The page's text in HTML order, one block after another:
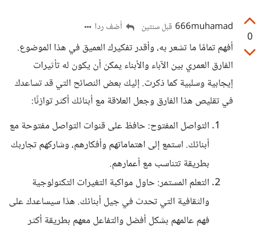
0
666muhamad قبل سنتين أضف ردا
أفهم تمامًا ما تشعر به، وأقدر تفكيرك العميق في هذا الموضوع.
الفارق العمري بين الآباء والأبناء يمكن أن يكون له تأثيرات
إيجابية وسلبية كما ذكرت. إليك بعض النصائح التي قد تساعدك
في تقليص هذا الفارق وجعل العلاقة مع أبنائك أكثر توازنًا:
التواصل المفتوح: حافظ على قنوات التواصل مفتوحة مع
أبنائك. استمع إلى اهتماماتهم وأفكارهم، وشاركهم تجاربك
بطريقة تتناسب مع أعمارهم.
التعلم المستمر: حاول مواكبة التغيرات التكنولوجية
والثقافية التي تحدث في جيل أبنائك. هذا سيساعدك على
فهم عالمهم بشكل أفضل والتفاعل معهم بطريقة أكثر